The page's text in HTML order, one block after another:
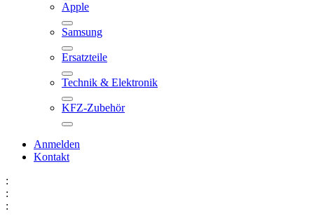
Apple
Samsung
Ersatzteile
Technik & Elektronik
KFZ-Zubehör
Anmelden
Kontakt
:
:
: